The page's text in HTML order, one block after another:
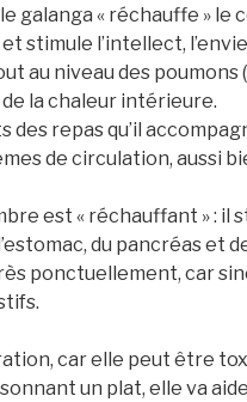
galanga « réchauffe »
stimule l’intellect,
au niveau des
la chaleur intérieure.
repas qu’il
de circulation, aussi
est « réchauffant » :
du pancréas et
ponctuellement, car
car elle peut être
un plat, elle va